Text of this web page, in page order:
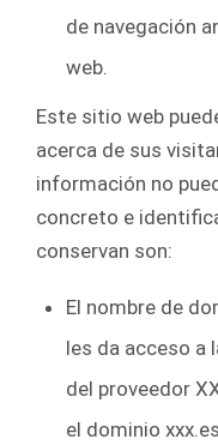
de navegación
web.
Este sitio web
acerca de sus
información no
concreto e
conservan son:
El nombre de
les da acceso a
del proveedor
el dominio